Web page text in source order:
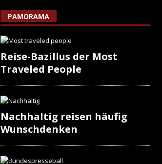
PAMORAMA
Reise-Bazillus der Most
Traveled People
Nachhaltig reisen häufig
Wunschdenken